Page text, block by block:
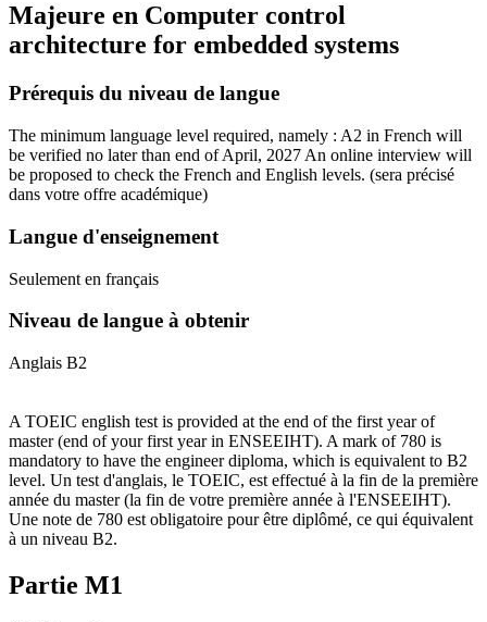
Majeure en Computer control
architecture for embedded systems
Prérequis du niveau de langue
The minimum language level required, namely : A2 in French will
be verified no later than end of April, 2027 An online interview will
be proposed to check the French and English levels. (sera précisé
dans votre offre académique)
Langue d'enseignement
Seulement en français
Niveau de langue à obtenir
Anglais B2
A TOEIC english test is provided at the end of the first year of
master (end of your first year in ENSEEIHT). A mark of 780 is
mandatory to have the engineer diploma, which is equivalent to B2
level. Un test d'anglais, le TOEIC, est effectué à la fin de la première
année du master (la fin de votre première année à l'ENSEEIHT).
Une note de 780 est obligatoire pour être diplômé, ce qui équivalent
à un niveau B2.
Partie M1